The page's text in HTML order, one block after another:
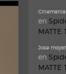
en
MATTE
Jose
en
MATTE